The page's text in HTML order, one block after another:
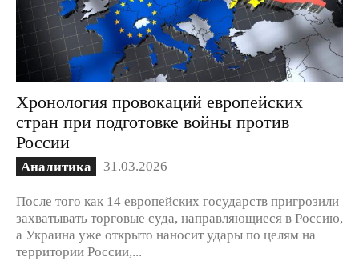
Хронология провокаций европейских
стран при подготовке войны против
России
Аналитика 31.03.2026
После того как 14 европейских государств пригрозили
захватывать торговые суда, направляющиеся в Россию,
а Украина уже открыто наносит удары по целям на
территории России,...